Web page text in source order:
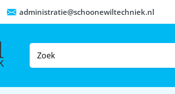
administratie@schoonewiltechniek.nl